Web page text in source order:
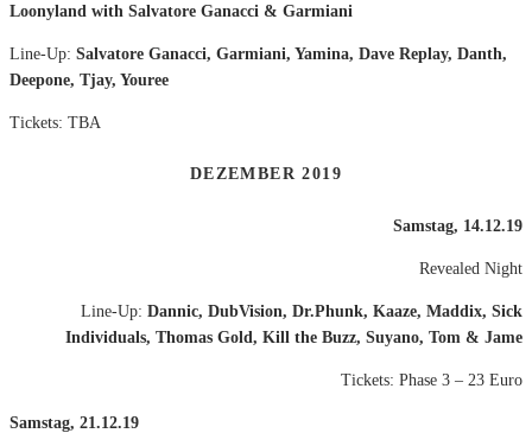
Loonyland with Salvatore Ganacci & Garmiani
Line-Up: Salvatore Ganacci, Garmiani, Yamina, Dave Replay, Danth,
Deepone, Tjay, Youree
Tickets: TBA
DEZEMBER 2019
Samstag, 14.12.19
Revealed Night
Line-Up: Dannic, DubVision, Dr.Phunk, Kaaze, Maddix, Sick
Individuals, Thomas Gold, Kill the Buzz, Suyano, Tom & Jame
Tickets: Phase 3 – 23 Euro
Samstag, 21.12.19